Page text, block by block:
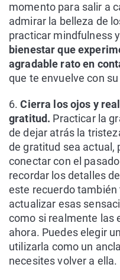
momento para salir a
admirar la belleza de
practicar mindfulness
bienestar que
agradable rato en
que te envuelve con
6.Cierra los ojos y
gratitud. Practicar la
de dejar atrás la
de gratitud sea actual,
conectar con el
recordar los detalles
este recuerdo
actualizar esas
como si realmente las
ahora. Puedes elegir
utilizarla como un
necesites volver a ella.